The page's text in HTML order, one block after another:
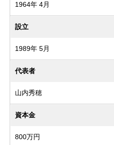
1964年 4月
設立
1989年 5月
代表者
山内秀穂
資本金
800万円